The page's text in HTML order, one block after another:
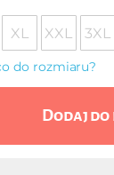
XL XXL 3XL
do rozmiaru?
Dodaj